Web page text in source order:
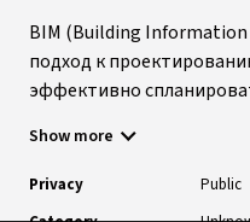
BIM (Building
подход к
эффективно
Show more
Privacy
Public